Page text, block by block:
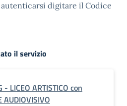
autenticarsi digitare il Codice
il servizio
- LICEO ARTISTICO con
AUDIOVISIVO